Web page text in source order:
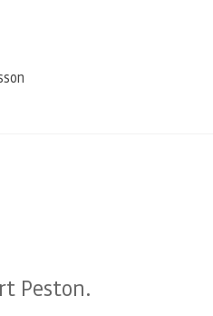
Peston.